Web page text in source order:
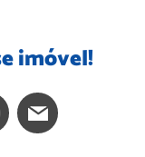
imóvel!